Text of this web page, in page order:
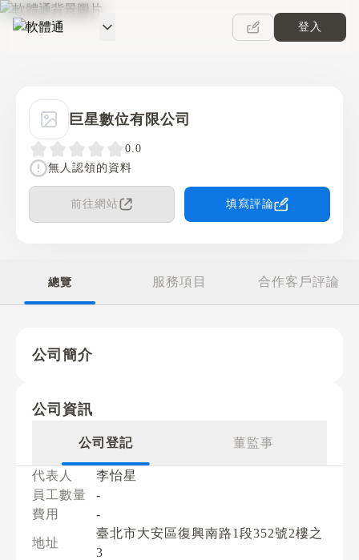
軟體通
登入
巨星數位有限公司
0.0
無人認領的資料
前往網站 填寫評論
總覽 服務項目 合作客戶評論
公司簡介
公司資訊
公司登記 董監事
代表人
李怡星
員工數量
-
費用
-
地址
臺北市大安區復興南路1段352號2樓之
3